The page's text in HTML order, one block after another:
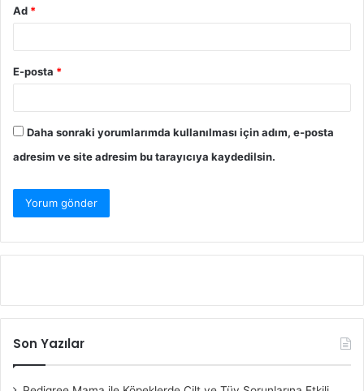
Ad *
E-posta *
Daha sonraki yorumlarımda kullanılması için adım, e-posta
adresim ve site adresim bu tarayıcıya kaydedilsin.
Son Yazılar